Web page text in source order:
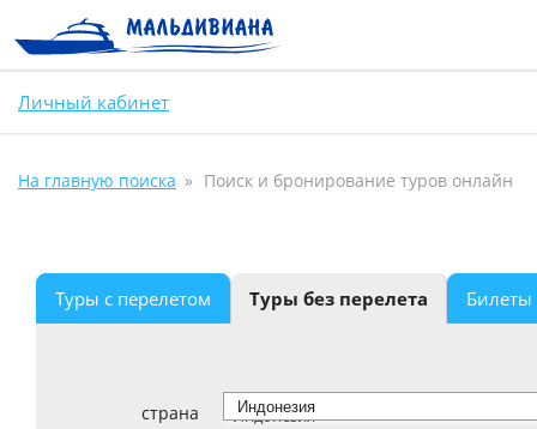
Личный кабинет
На главную поиска Поиск и бронирование туров онлайн
Туры с перелетом Туры без перелета Билеты
страна Индонезия